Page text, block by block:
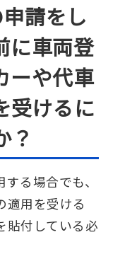
請をし
に車両登
ーや代車
受けるに
？
る場合でも、
適用を受ける
貼付している必